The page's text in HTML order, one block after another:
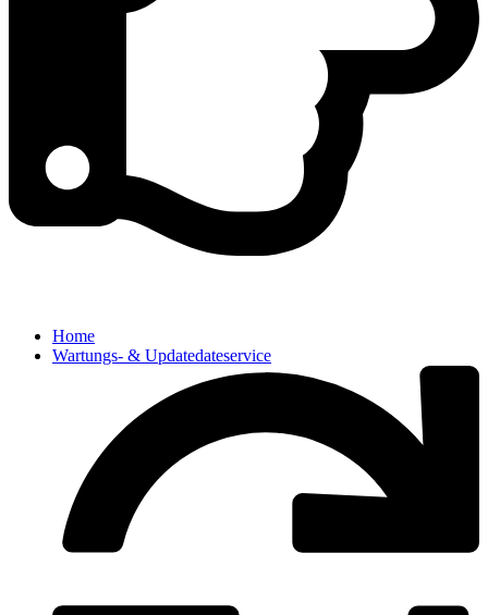
Home
Wartungs- & Updatedateservice